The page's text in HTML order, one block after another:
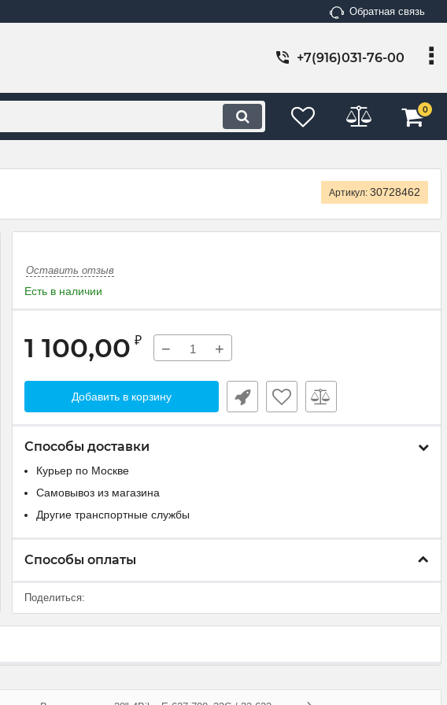
Обратная связь
+7(916)031-76-00
0
Артикул: 30728462
Оставить отзыв
Есть в наличии
1 100,00 ₽ − +
Добавить в корзину
Способы доставки
Курьер по Москве
Самовывоз из магазина
Другие транспортные службы
Способы оплаты
Поделиться: